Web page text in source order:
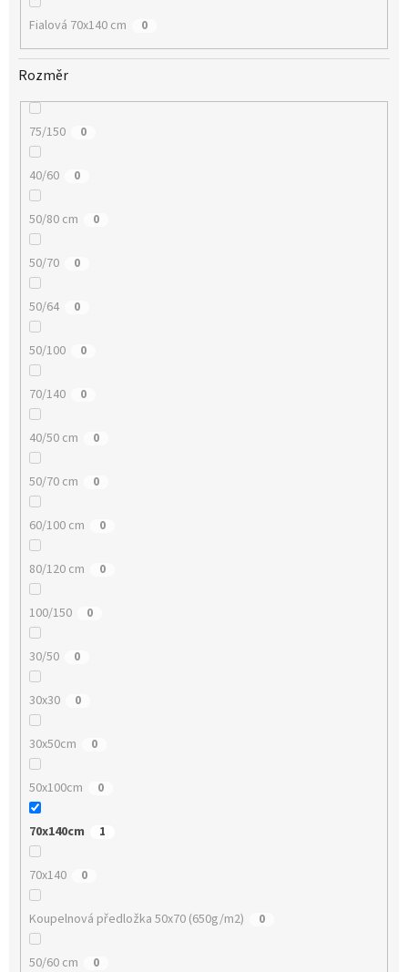
Fialová 70x140 cm 0
Rozměr
75/150 0
40/60 0
50/80 cm 0
50/70 0
50/64 0
50/100 0
70/140 0
40/50 cm 0
50/70 cm 0
60/100 cm 0
80/120 cm 0
100/150 0
30/50 0
30x30 0
30x50cm 0
50x100cm 0
70x140cm 1
70x140 0
Koupelnová předložka 50x70 (650g/m2) 0
50/60 cm 0